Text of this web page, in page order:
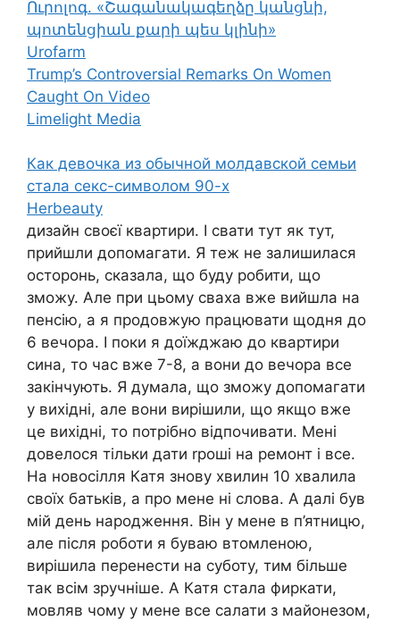
Ուրոլոգ. «Շագանակագեղձը կանցնի,
պոտենցիան քարի պես կլինի»
Urofarm
Trump’s Controversial Remarks On Women
Caught On Video
Limelight Media
Как девочка из обычной молдавской семьи
стала секс-символом 90-х
Herbeauty
дизайн своєї квартири. І свати тут як тут,
прийшли допомагати. Я теж не залишилася
осторонь, сказала, що буду робити, що
зможу. Але при цьому сваха вже вийшла на
пенсію, а я продовжую працювати щодня до
6 вечора. І поки я доїжджаю до квартири
сина, то час вже 7-8, а вони до вечора все
закінчують. Я думала, що зможу допомагати
у вихідні, але вони вирішили, що якщо вже
це вихідні, то потрібно відпочивати. Мені
довелося тільки дати rроші на ремонт і все.
На новосілля Катя знову хвилин 10 хвалила
своїх батьків, а про мене ні слова. А далі був
мій день народження. Він у мене в п’ятницю,
але після роботи я буваю втомленою,
вирішила перенести на суботу, тим більше
так всім зручніше. А Катя стала фиркати,
мовляв чому у мене все салати з майонезом,